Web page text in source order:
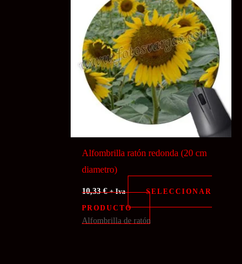
Alfombrilla ratón redonda (20 cm
diametro)
10,33€ + Iva
SELECCIONAR
PRODUCTO
Alfombrilla de ratón